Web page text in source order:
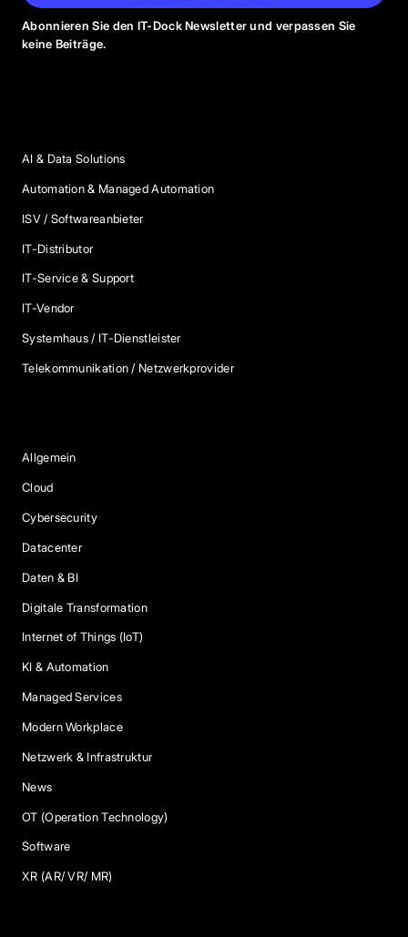
Abonnieren Sie den IT-Dock Newsletter und verpassen Sie
keine Beiträge.
AI & Data Solutions
Automation & Managed Automation
ISV / Softwareanbieter
IT-Distributor
IT-Service & Support
IT-Vendor
Systemhaus / IT-Dienstleister
Telekommunikation / Netzwerkprovider
Allgemein
Cloud
Cybersecurity
Datacenter
Daten & BI
Digitale Transformation
Internet of Things (IoT)
KI & Automation
Managed Services
Modern Workplace
Netzwerk & Infrastruktur
News
OT (Operation Technology)
Software
XR (AR/ VR/ MR)